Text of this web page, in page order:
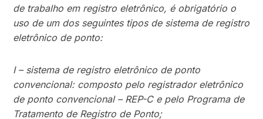
de trabalho em registro eletrônico, é obrigatório o
uso de um dos seguintes tipos de sistema de registro
eletrônico de ponto:
I – sistema de registro eletrônico de ponto
convencional: composto pelo registrador eletrônico
de ponto convencional – REP-C e pelo Programa de
Tratamento de Registro de Ponto;